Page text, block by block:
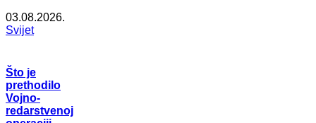
03.08.2026.
Svijet
Što je
prethodilo
Vojno-
redarstvenoj